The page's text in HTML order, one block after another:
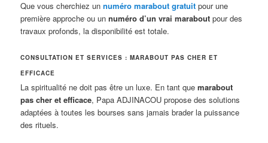
Que vous cherchiez unnuméro marabout gratuit pour une
première approche ou unnuméro d’un vrai marabout pour des
travaux profonds, la disponibilité est totale.
CONSULTATION ET SERVICES : MARABOUT PAS CHER ET
EFFICACE
La spiritualité ne doit pas être un luxe. En tant quemarabout
pas cher et efficace, Papa ADJINACOU propose des solutions
adaptées à toutes les bourses sans jamais brader la puissance
des rituels.